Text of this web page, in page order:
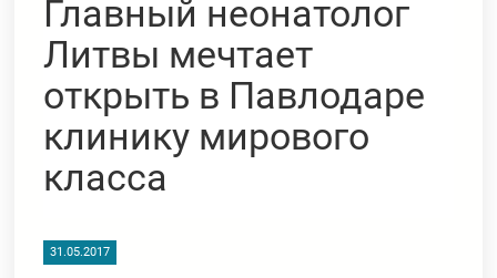
Главный неонатолог
Литвы мечтает
открыть в Павлодаре
клинику мирового
класса
31.05.2017